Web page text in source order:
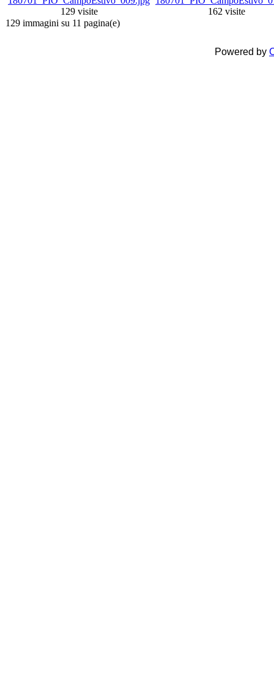
129 visite
162 visite
129 immagini su 11 pagina(e)
Powered by